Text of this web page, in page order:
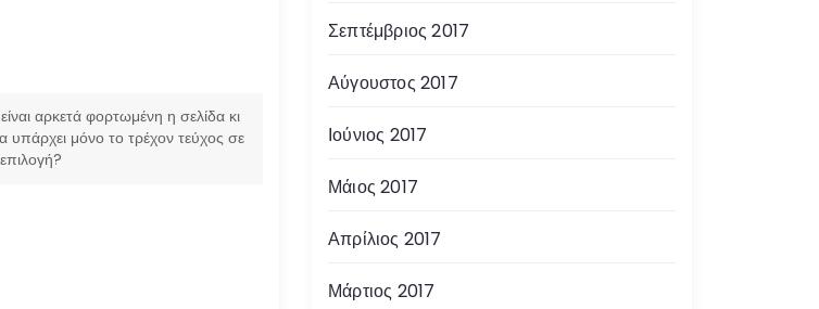
αρκετά φορτωμένη η σελίδα κι
μόνο το τρέχον τεύχος σε
Σεπτέμβριος 2017
Αύγουστος 2017
Ιούνιος 2017
Μάιος 2017
Απρίλιος 2017
Μάρτιος 2017